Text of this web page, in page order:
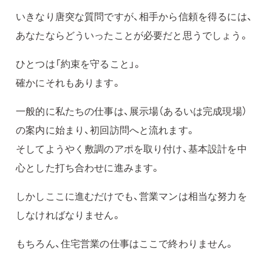
いきなり唐突な質問ですが、相手から信頼を得るには、
あなたならどういったことが必要だと思うでしょう。
ひとつは「約束を守ること」。
確かにそれもあります。
一般的に私たちの仕事は、展示場（あるいは完成現場）
の案内に始まり、初回訪問へと流れます。
そしてようやく敷調のアポを取り付け、基本設計を中
心とした打ち合わせに進みます。
しかしここに進むだけでも、営業マンは相当な努力を
しなければなりません。
もちろん、住宅営業の仕事はここで終わりません。